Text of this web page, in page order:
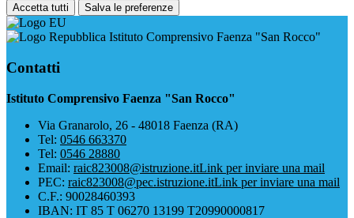
Accetta tutti Salva le preferenze
Istituto Comprensivo Faenza "San Rocco"
Contatti
Istituto Comprensivo Faenza "San Rocco"
Via Granarolo, 26 - 48018 Faenza (RA)
Tel: 0546 663370
Tel: 0546 28880
Email: raic823008@istruzione.itLink per inviare una mail
PEC: raic823008@pec.istruzione.itLink per inviare una mail
C.F.: 90028460393
IBAN: IT 85 T 06270 13199 T20990000817